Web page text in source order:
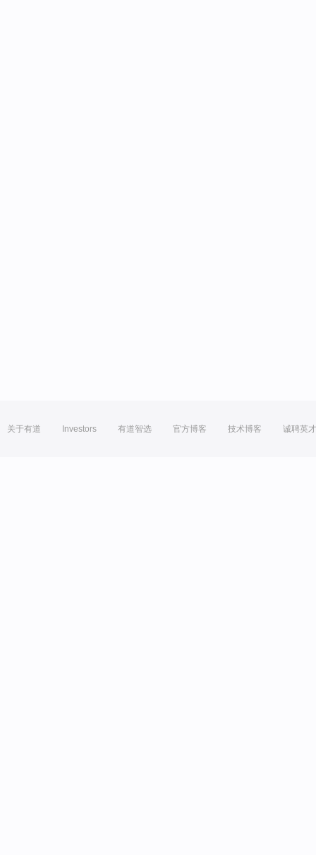
关于有道 Investors 有道智选 官方博客 技术博客 诚聘英才